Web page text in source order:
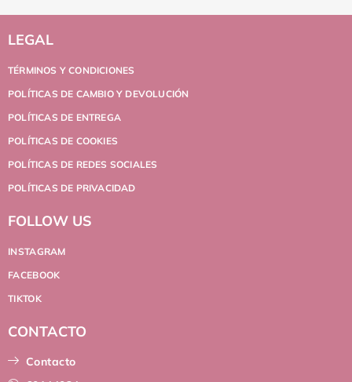
LEGAL
TÉRMINOS Y CONDICIONES
POLÍTICAS DE CAMBIO Y DEVOLUCIÓN
POLÍTICAS DE ENTREGA
POLÍTICAS DE COOKIES
POLÍTICAS DE REDES SOCIALES
POLÍTICAS DE PRIVACIDAD
FOLLOW US
INSTAGRAM
FACEBOOK
TIKTOK
CONTACTO
Contacto